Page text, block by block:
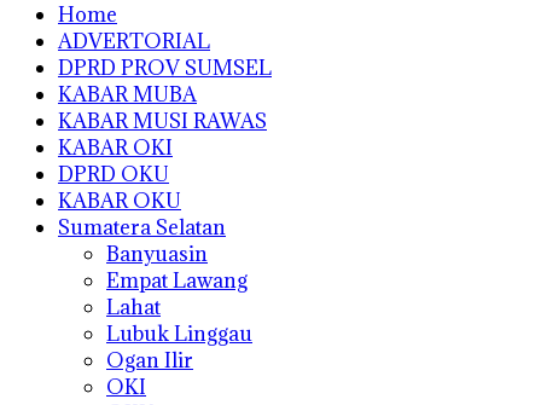
Home
ADVERTORIAL
DPRD PROV SUMSEL
KABAR MUBA
KABAR MUSI RAWAS
KABAR OKI
DPRD OKU
KABAR OKU
Sumatera Selatan
Banyuasin
Empat Lawang
Lahat
Lubuk Linggau
Ogan Ilir
OKI